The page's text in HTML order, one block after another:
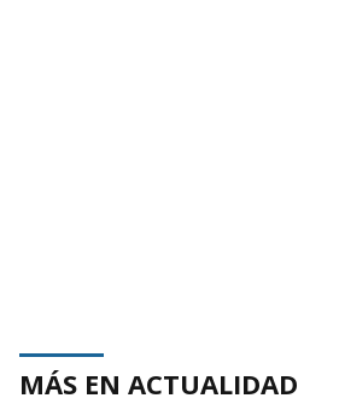
MÁS EN ACTUALIDAD